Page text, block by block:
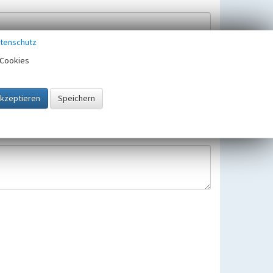
gespeichert und verwendet.
gültigen Europäischen